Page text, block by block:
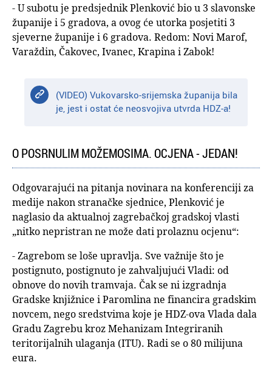
- U subotu je predsjednik Plenković bio u 3 slavonske
županije i 5 gradova, a ovog će utorka posjetiti 3
sjeverne županije i 6 gradova. Redom: Novi Marof,
Varaždin, Čakovec, Ivanec, Krapina i Zabok!
(VIDEO) Vukovarsko-srijemska županija bila
je, jest i ostat će neosvojiva utvrda HDZ-a!
O POSRNULIM MOŽEMOSIMA. OCJENA - JEDAN!
Odgovarajući na pitanja novinara na konferenciji za
medije nakon stranačke sjednice, Plenković je
naglasio da aktualnoj zagrebačkoj gradskoj vlasti
„nitko nepristran ne može dati prolaznu ocjenu“:
- Zagrebom se loše upravlja. Sve važnije što je
postignuto, postignuto je zahvaljujući Vladi: od
obnove do novih tramvaja. Čak se ni izgradnja
Gradske knjižnice i Paromlina ne financira gradskim
novcem, nego sredstvima koje je HDZ-ova Vlada dala
Gradu Zagrebu kroz Mehanizam Integriranih
teritorijalnih ulaganja (ITU). Radi se o 80 milijuna
eura.